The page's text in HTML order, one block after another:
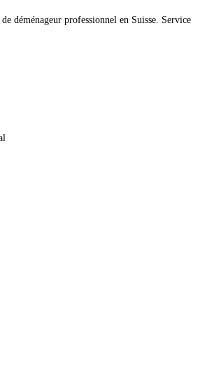
déménageur professionnel en Suisse. Service